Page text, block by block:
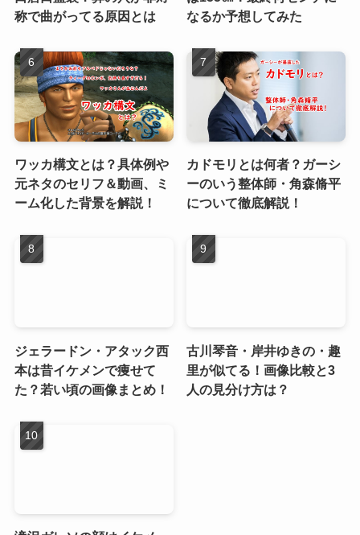
称で曲がってる原因とは
なるか予想してみた
ワッカ構文とは？具体例や
元ネタのセリフ＆動画、ミ
ーム化した背景を解説！
カドモリとは何者？ガーシ
ーのいう整体師・角森脩平
について徹底解説！
ジェラードン・アタック西
本は昔イケメンで痩せて
た？若い頃の画像まとめ！
古川琴音・岸井ゆきの・趣
里が似てる！画像比較と3
人の見分け方は？